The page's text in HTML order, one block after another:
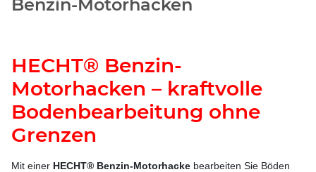
Benzin-Motorhacken
HECHT® Benzin-
Motorhacken – kraftvolle
Bodenbearbeitung ohne
Grenzen
Mit einer HECHT® Benzin-Motorhacke bearbeiten Sie Böden